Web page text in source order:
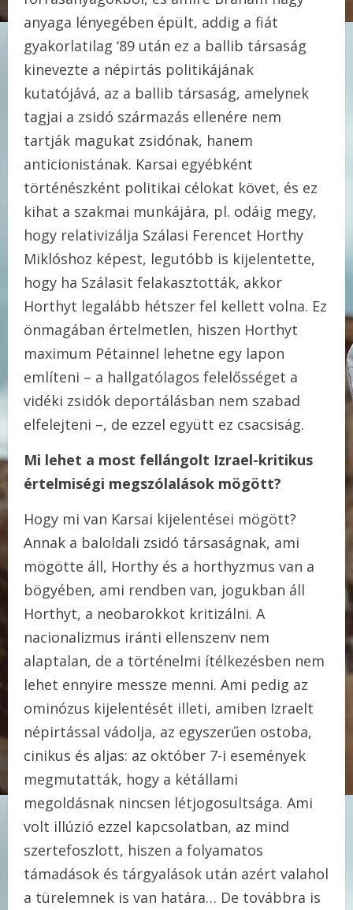
anyaga lényegében épült, addig a fiát
gyakorlatilag ‘89 után ez a ballib társaság
kinevezte a népirtás politikájának
kutatójává, az a ballib társaság, amelynek
tagjai a zsidó származás ellenére nem
tartják magukat zsidónak, hanem
anticionistának. Karsai egyébként
történészként politikai célokat követ, és ez
kihat a szakmai munkájára, pl. odáig megy,
hogy relativizálja Szálasi Ferencet Horthy
Miklóshoz képest, legutóbb is kijelentette,
hogy ha Szálasit felakasztották, akkor
Horthyt legalább hétszer fel kellett volna. Ez
önmagában értelmetlen, hiszen Horthyt
maximum Pétainnel lehetne egy lapon
említeni – a hallgatólagos felelősséget a
vidéki zsidók deportálásban nem szabad
elfelejteni –, de ezzel együtt ez csacsiság.
Mi lehet a most fellángolt Izrael-kritikus
értelmiségi megszólalások mögött?
Hogy mi van Karsai kijelentései mögött?
Annak a baloldali zsidó társaságnak, ami
mögötte áll, Horthy és a horthyzmus van a
bögyében, ami rendben van, jogukban áll
Horthyt, a neobarokkot kritizálni. A
nacionalizmus iránti ellenszenv nem
alaptalan, de a történelmi ítélkezésben nem
lehet ennyire messze menni. Ami pedig az
ominózus kijelentését illeti, amiben Izraelt
népirtással vádolja, az egyszerűen ostoba,
cinikus és aljas: az október 7-i események
megmutatták, hogy a kétállami
megoldásnak nincsen létjogosultsága. Ami
volt illúzió ezzel kapcsolatban, az mind
szertefoszlott, hiszen a folyamatos
támadások és tárgyalások után azért valahol
a türelemnek is van határa… De továbbra is